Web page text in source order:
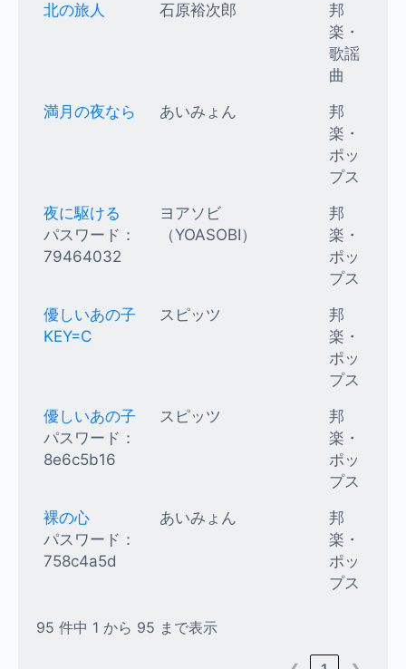
北の旅人
石原裕次郎
邦
楽・
歌謡
曲
満月の夜なら
あいみょん
邦
楽・
ポッ
プス
夜に駆ける
パスワード：
79464032
ヨアソビ
（YOASOBI）
邦
楽・
ポッ
プス
優しいあの子
KEY=C
スピッツ
邦
楽・
ポッ
プス
優しいあの子
パスワード：
8e6c5b16
スピッツ
邦
楽・
ポッ
プス
裸の心
パスワード：
758c4a5d
あいみょん
邦
楽・
ポッ
プス
95 件中 1 から 95 まで表示